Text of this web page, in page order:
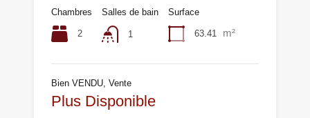
Chambres
2
Salles de bain
1
Surface
63.41 m²
Bien VENDU, Vente
Plus Disponible